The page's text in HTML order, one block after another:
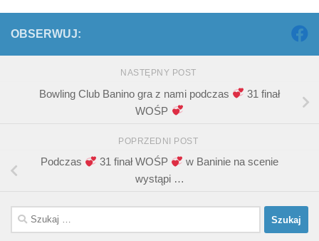
OBSERWUJ:
NASTĘPNY POST
Bowling Club Banino gra z nami podczas
31 finał
WOŚP
POPRZEDNI POST
Podczas 31 finał WOŚP
w Baninie na scenie
wystąpi …
Szukaj: